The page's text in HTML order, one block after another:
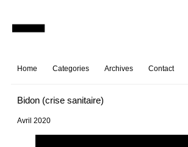
Home Categories Archives Contact
Bidon (crise sanitaire)
Avril 2020